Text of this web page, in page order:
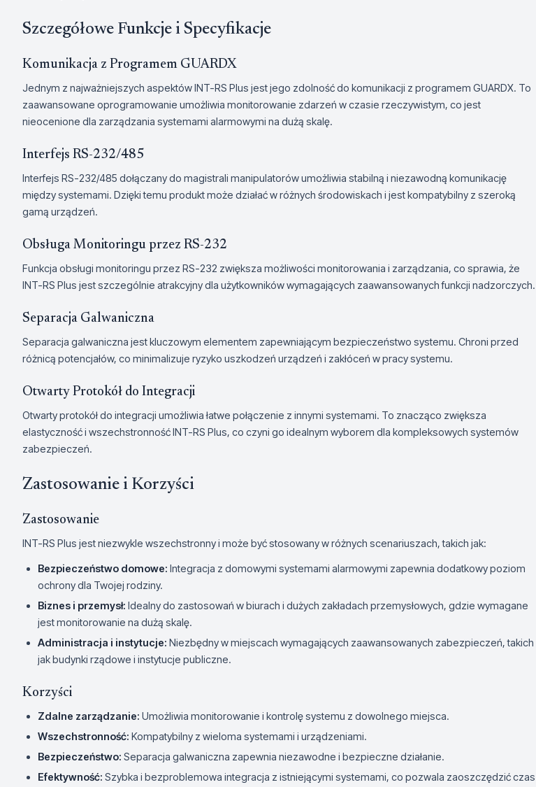
Szczegółowe Funkcje i Specyfikacje
Komunikacja z Programem GUARDX
Jednym z najważniejszych aspektów INT-RS Plus jest jego zdolność do komunikacji z programem GUARDX. To
zaawansowane oprogramowanie umożliwia monitorowanie zdarzeń w czasie rzeczywistym, co jest
nieocenione dla zarządzania systemami alarmowymi na dużą skalę.
Interfejs RS-232/485
Interfejs RS-232/485 dołączany do magistrali manipulatorów umożliwia stabilną i niezawodną komunikację
między systemami. Dzięki temu produkt może działać w różnych środowiskach i jest kompatybilny z szeroką
gamą urządzeń.
Obsługa Monitoringu przez RS-232
Funkcja obsługi monitoringu przez RS-232 zwiększa możliwości monitorowania i zarządzania, co sprawia, że
INT-RS Plus jest szczególnie atrakcyjny dla użytkowników wymagających zaawansowanych funkcji nadzorczych.
Separacja Galwaniczna
Separacja galwaniczna jest kluczowym elementem zapewniającym bezpieczeństwo systemu. Chroni przed
różnicą potencjałów, co minimalizuje ryzyko uszkodzeń urządzeń i zakłóceń w pracy systemu.
Otwarty Protokół do Integracji
Otwarty protokół do integracji umożliwia łatwe połączenie z innymi systemami. To znacząco zwiększa
elastyczność i wszechstronność INT-RS Plus, co czyni go idealnym wyborem dla kompleksowych systemów
zabezpieczeń.
Zastosowanie i Korzyści
Zastosowanie
INT-RS Plus jest niezwykle wszechstronny i może być stosowany w różnych scenariuszach, takich jak:
Bezpieczeństwo domowe: Integracja z domowymi systemami alarmowymi zapewnia dodatkowy poziom
ochrony dla Twojej rodziny.
Biznes i przemysł: Idealny do zastosowań w biurach i dużych zakładach przemysłowych, gdzie wymagane
jest monitorowanie na dużą skalę.
Administracja i instytucje: Niezbędny w miejscach wymagających zaawansowanych zabezpieczeń, takich
jak budynki rządowe i instytucje publiczne.
Korzyści
Zdalne zarządzanie: Umożliwia monitorowanie i kontrolę systemu z dowolnego miejsca.
Wszechstronność: Kompatybilny z wieloma systemami i urządzeniami.
Bezpieczeństwo: Separacja galwaniczna zapewnia niezawodne i bezpieczne działanie.
Efektywność: Szybka i bezproblemowa integracja z istniejącymi systemami, co pozwala zaoszczędzić czas